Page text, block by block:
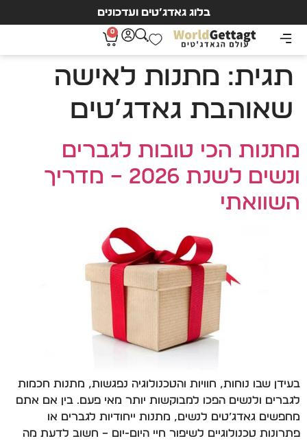
בלוג גאדג’טים ועדכונים
0
תגית: מתנות לאישה
שאוהבת גאדג’טים
מתנות הכי טובות לגברים
ונשים לשנת 2026 – מדריך
השוואתי
בעידן שבו נוחות, חוויות והטכנולוגיה נפגשות, מתנות חכמות
לגברים ולנשים הפכו למבוקשות יותר מאי פעם. בין אם אתם
מחפשים גאדג’טים לנשים, מתנות ייחודיות לגברים או
פתרונות טכנולוגיים לשיפור חיי היום-יום – חשוב לדעת מה